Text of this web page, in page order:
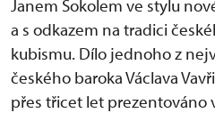
Janem Sokolem ve stylu
a s odkazem na tradici
kubismu. Dílo jednoho z
českého baroka Václava
přes třicet let prezentováno